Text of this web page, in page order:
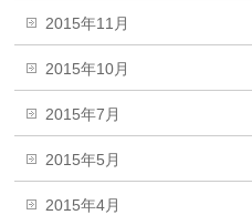
2015年11月
2015年10月
2015年7月
2015年5月
2015年4月